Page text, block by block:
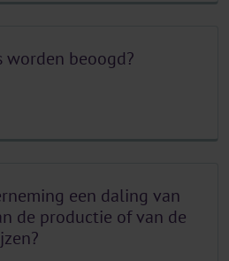
worden beoogd?
een daling van
de productie of van de